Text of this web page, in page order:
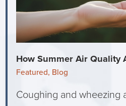
How Summer Air Quality
Featured, Blog
Coughing and wheezing